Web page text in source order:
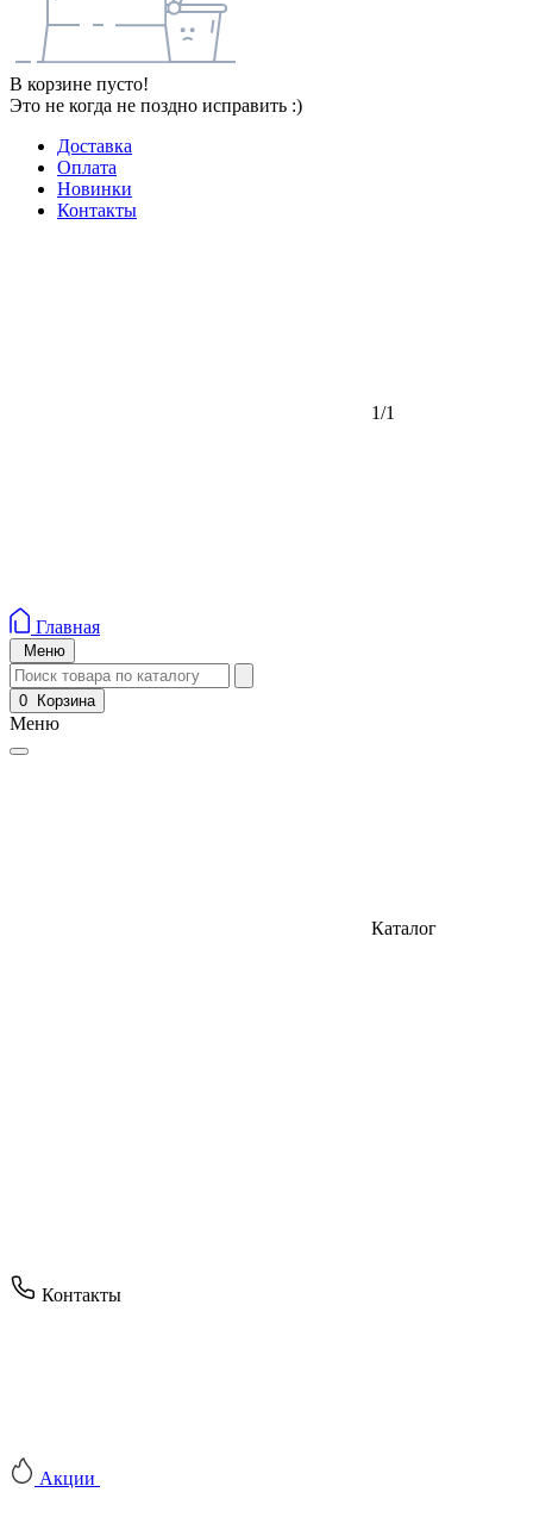
В корзине пусто!
Это не когда не поздно исправить :)
Доставка
Оплата
Новинки
Контакты
1/1
Главная
Меню
0 Корзина
Меню
Каталог
Контакты
Акции